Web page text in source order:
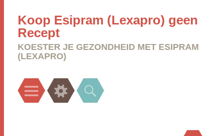
Koop Esipram (Lexapro) geen
Recept
KOESTER JE GEZONDHEID MET ESIPRAM
(LEXAPRO)
Menu Widgets Search